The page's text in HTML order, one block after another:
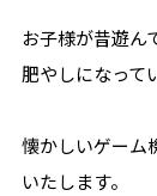
お子様が昔遊ん
肥やしになって
懐かしいゲーム
いたします。